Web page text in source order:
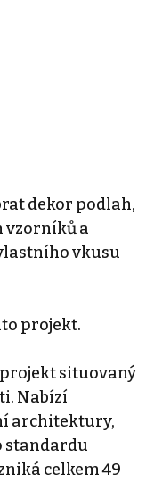
dekor podlah,
vzorníků a
vkusu
projekt.
situovaný
Nabízí
architektury,
standardu
celkem 49